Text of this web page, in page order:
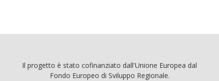
Il progetto è stato cofinanziato dall'Unione Europea dal
Fondo Europeo di Sviluppo Regionale.